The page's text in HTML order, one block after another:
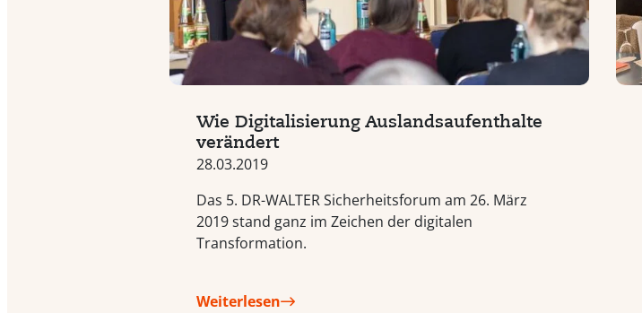
Wie Digitalisierung Auslandsaufenthalte
verändert
28.03.2019
Das 5. DR-WALTER Sicherheitsforum am 26. März
2019 stand ganz im Zeichen der digitalen
Transformation.
Weiterlesen